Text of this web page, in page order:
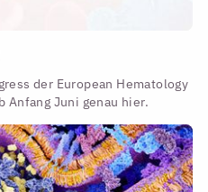
der European Hematology
Anfang Juni genau hier.